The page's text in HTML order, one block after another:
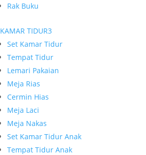
Rak Buku
KAMAR TIDUR3
Set Kamar Tidur
Tempat Tidur
Lemari Pakaian
Meja Rias
Cermin Hias
Meja Laci
Meja Nakas
Set Kamar Tidur Anak
Tempat Tidur Anak